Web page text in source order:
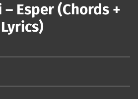
Esper (Chords +